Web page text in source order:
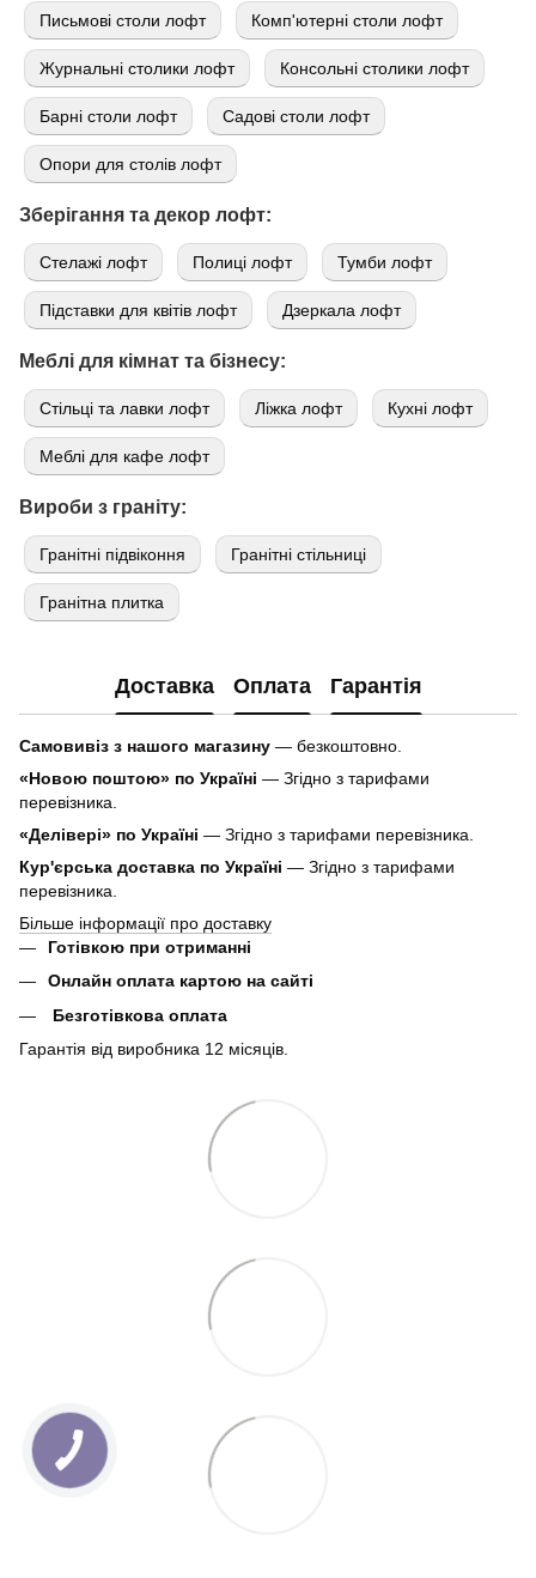
Письмові столи лофт Комп'ютерні столи лофт
Журнальні столики лофт Консольні столики лофт
Барні столи лофт Садові столи лофт
Опори для столів лофт
Зберігання та декор лофт:
Стелажі лофт Полиці лофт Тумби лофт
Підставки для квітів лофт Дзеркала лофт
Меблі для кімнат та бізнесу:
Стільці та лавки лофт Ліжка лофт Кухні лофт
Меблі для кафе лофт
Вироби з граніту:
Гранітні підвіконня Гранітні стільниці
Гранітна плитка
Доставка Оплата Гарантія
Самовивіз з нашого магазину — безкоштовно.
«Новою поштою» по Україні — Згідно з тарифами
перевізника.
«Делівері» по Україні — Згідно з тарифами перевізника.
Кур'єрська доставка по Україні — Згідно з тарифами
перевізника.
Більше інформації про доставку
Готівкою при отриманні
Онлайн оплата картою на сайті
Безготівкова оплата
Гарантія від виробника 12 місяців.